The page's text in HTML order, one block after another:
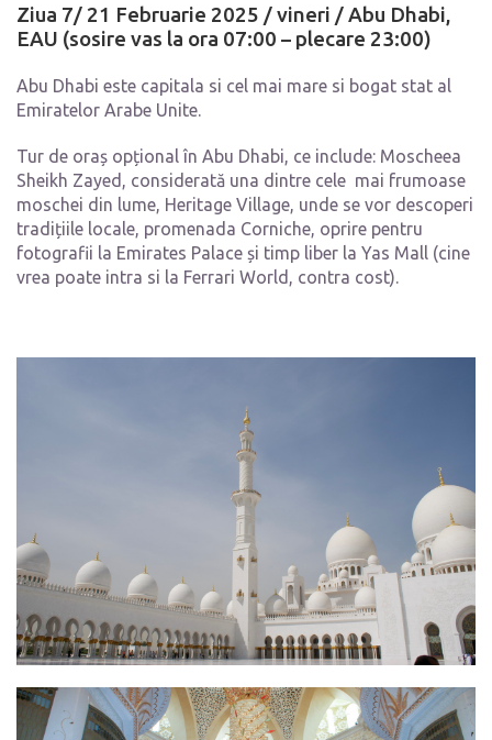
Ziua 7/ 21 Februarie 2025 / vineri /Abu Dhabi,
EAU (sosire vas la ora 07:00 – plecare 23:00)
Abu Dhabi este capitala si cel mai mare si bogat stat al
Emiratelor Arabe Unite.
Tur de oraș opțional în Abu Dhabi, ce include: Moscheea
Sheikh Zayed, considerată una dintre cele mai frumoase
moschei din lume, Heritage Village, unde se vor descoperi
tradițiile locale, promenada Corniche, oprire pentru
fotografii la Emirates Palace și timp liber la Yas Mall (cine
vrea poate intra si la Ferrari World, contra cost).